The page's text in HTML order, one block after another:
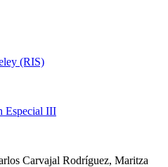
(RIS)
Especial III
Carvajal Rodríguez, Maritza